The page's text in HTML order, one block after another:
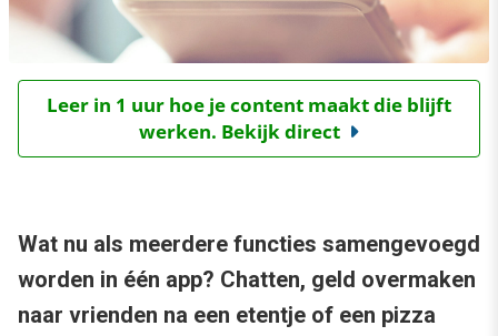
Leer in 1 uur hoe je content maakt die blijft
werken. Bekijk direct
Wat nu als meerdere functies samengevoegd
worden in één app? Chatten, geld overmaken
naar vrienden na een etentje of een pizza